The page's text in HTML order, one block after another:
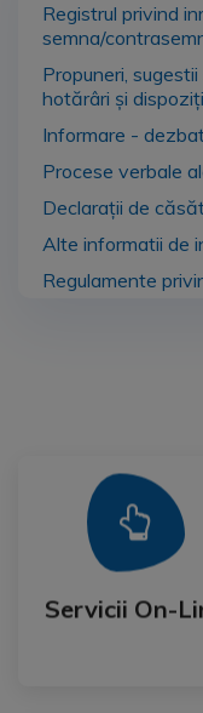
Registrul privind
semna/
Propuneri,
hotărâri și
Informare -
Procese verbale
Declarații de
Alte informatii de
Regulamente
Servicii On-
Servicii On-
Mai Mult